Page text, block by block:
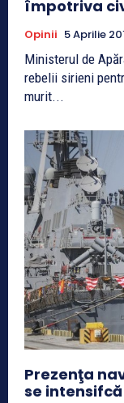
împotriva
Opinii 5 Aprilie
Ministerul de
rebelii sirieni
murit...
Prezenţa
se intensifcă